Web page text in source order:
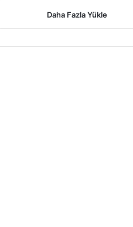
Daha Fazla Yükle